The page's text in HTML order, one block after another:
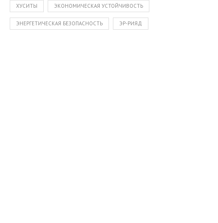
ХУСИТЫ ЭКОНОМИЧЕСКАЯ УСТОЙЧИВОСТЬ
ЭНЕРГЕТИЧЕСКАЯ БЕЗОПАСНОСТЬ ЭР-РИЯД